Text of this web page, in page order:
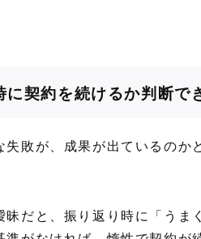
に契約を続けるか判断で
失敗が、成果が出ているの
昧だと、振り返り時に「う